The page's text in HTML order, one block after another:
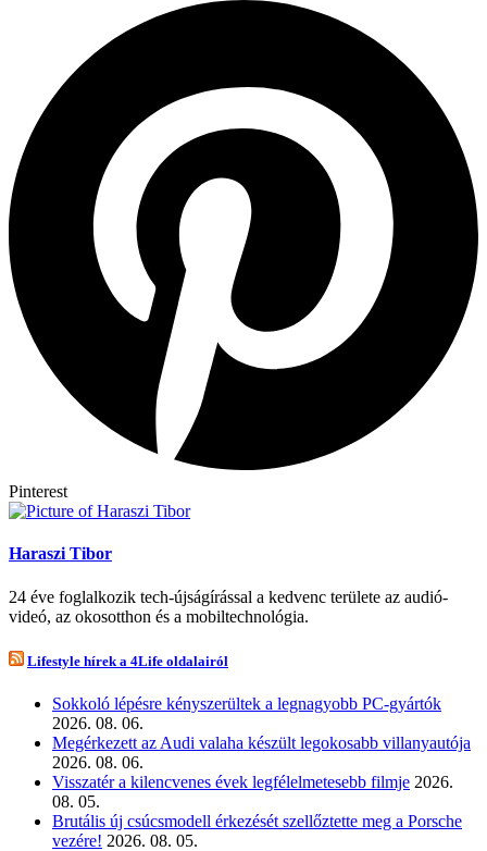
Pinterest
Haraszi Tibor
24 éve foglalkozik tech-újságírással a kedvenc területe az audió-
videó, az okosotthon és a mobiltechnológia.
Lifestyle hírek a 4Life oldalairól
Sokkoló lépésre kényszerültek a legnagyobb PC-gyártók
2026. 08. 06.
Megérkezett az Audi valaha készült legokosabb villanyautója
2026. 08. 06.
Visszatér a kilencvenes évek legfélelmetesebb filmje 2026.
08. 05.
Brutális új csúcsmodell érkezését szellőztette meg a Porsche
vezére! 2026. 08. 05.